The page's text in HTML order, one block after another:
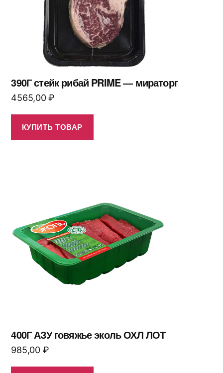
390Г стейк рибай PRIME — мираторг
4565,00₽
КУПИТЬ ТОВАР
400Г АЗУ говяжье эколь ОХЛ ЛОТ
985,00 ₽